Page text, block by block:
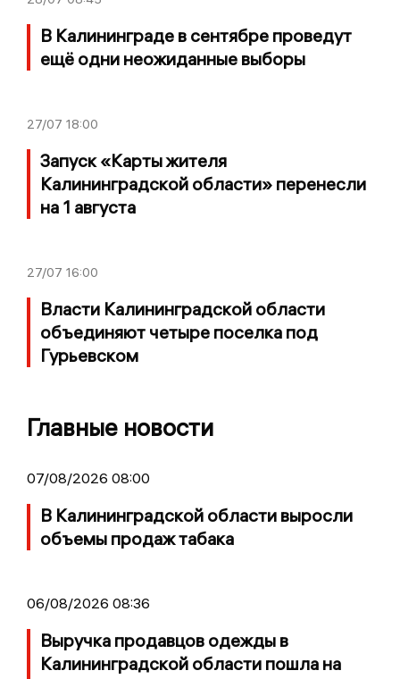
В Калининграде в сентябре проведут
ещё одни неожиданные выборы
27/07 18:00
Запуск «Карты жителя
Калининградской области» перенесли
на 1 августа
27/07 16:00
Власти Калининградской области
объединяют четыре поселка под
Гурьевском
Главные новости
07/08/2026 08:00
В Калининградской области выросли
объемы продаж табака
06/08/2026 08:36
Выручка продавцов одежды в
Калининградской области пошла на